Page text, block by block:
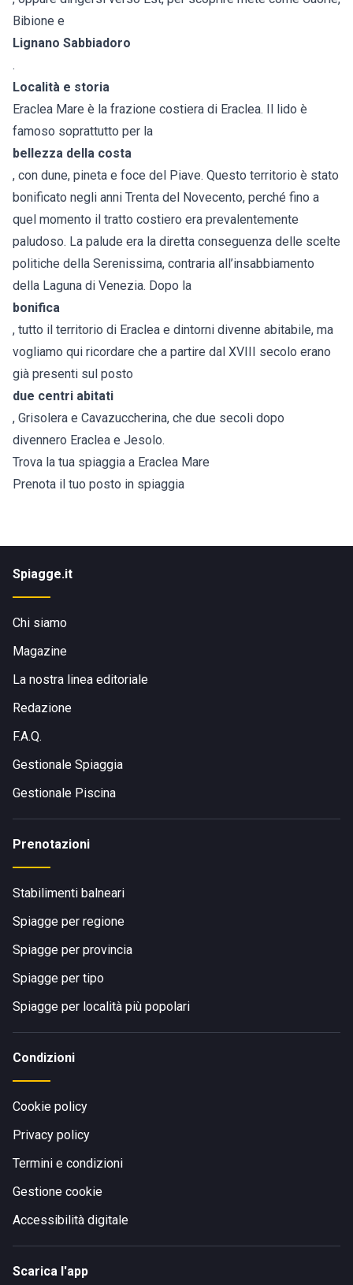
Bibione e
Lignano Sabbiadoro
.
Località e storia
Eraclea Mare è la frazione costiera di Eraclea. Il lido è
famoso soprattutto per la
bellezza della costa
, con dune, pineta e foce del Piave. Questo territorio è stato
bonificato negli anni Trenta del Novecento, perché fino a
quel momento il tratto costiero era prevalentemente
paludoso. La palude era la diretta conseguenza delle scelte
politiche della Serenissima, contraria all’insabbiamento
della Laguna di Venezia. Dopo la
bonifica
, tutto il territorio di Eraclea e dintorni divenne abitabile, ma
vogliamo qui ricordare che a partire dal XVIII secolo erano
già presenti sul posto
due centri abitati
, Grisolera e Cavazuccherina, che due secoli dopo
divennero Eraclea e Jesolo.
Trova la tua spiaggia a Eraclea Mare
Prenota il tuo posto in spiaggia
Spiagge.it
Chi siamo
Magazine
La nostra linea editoriale
Redazione
F.A.Q.
Gestionale Spiaggia
Gestionale Piscina
Prenotazioni
Stabilimenti balneari
Spiagge per regione
Spiagge per provincia
Spiagge per tipo
Spiagge per località più popolari
Condizioni
Cookie policy
Privacy policy
Termini e condizioni
Gestione cookie
Accessibilità digitale
Scarica l'app